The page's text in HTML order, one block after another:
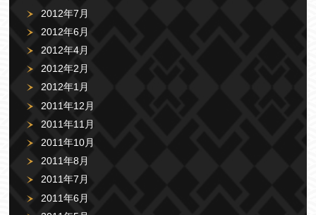
2012年7月
2012年6月
2012年4月
2012年2月
2012年1月
2011年12月
2011年11月
2011年10月
2011年8月
2011年7月
2011年6月